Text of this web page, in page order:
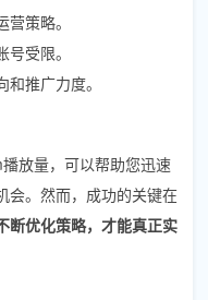
策略。
受限。
推广力度。
放量，可以帮助您迅速
会。然而，成功的关键在
断优化策略，才能真正实